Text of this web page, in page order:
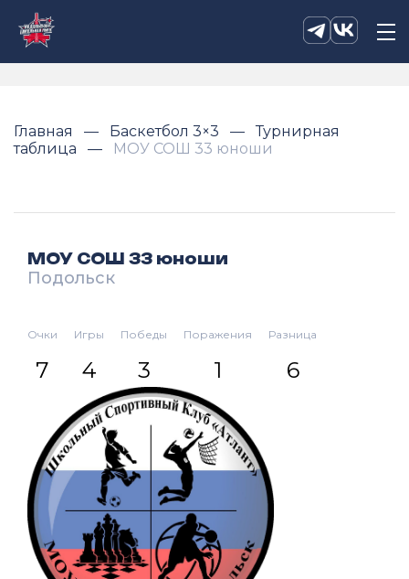
Главная Баскетбол 3×3
Турнирная
таблица
МОУ СОШ 33 юноши
МОУ СОШ 33 юноши
Подольск
Очки
7
Игры
4
Победы
3
Поражения
1
Разница
6